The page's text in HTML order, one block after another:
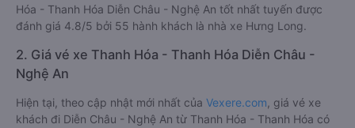
Hóa - Thanh Hóa Diễn Châu - Nghệ An tốt nhất tuyến được
đánh giá 4.8/5 bởi 55 hành khách là nhà xe Hưng Long.
2. Giá vé xe Thanh Hóa - Thanh Hóa Diễn Châu -
Nghệ An
Hiện tại, theo cập nhật mới nhất của Vexere.com , giá vé xe
khách đi Diễn Châu - Nghệ An từ Thanh Hóa - Thanh Hóa có